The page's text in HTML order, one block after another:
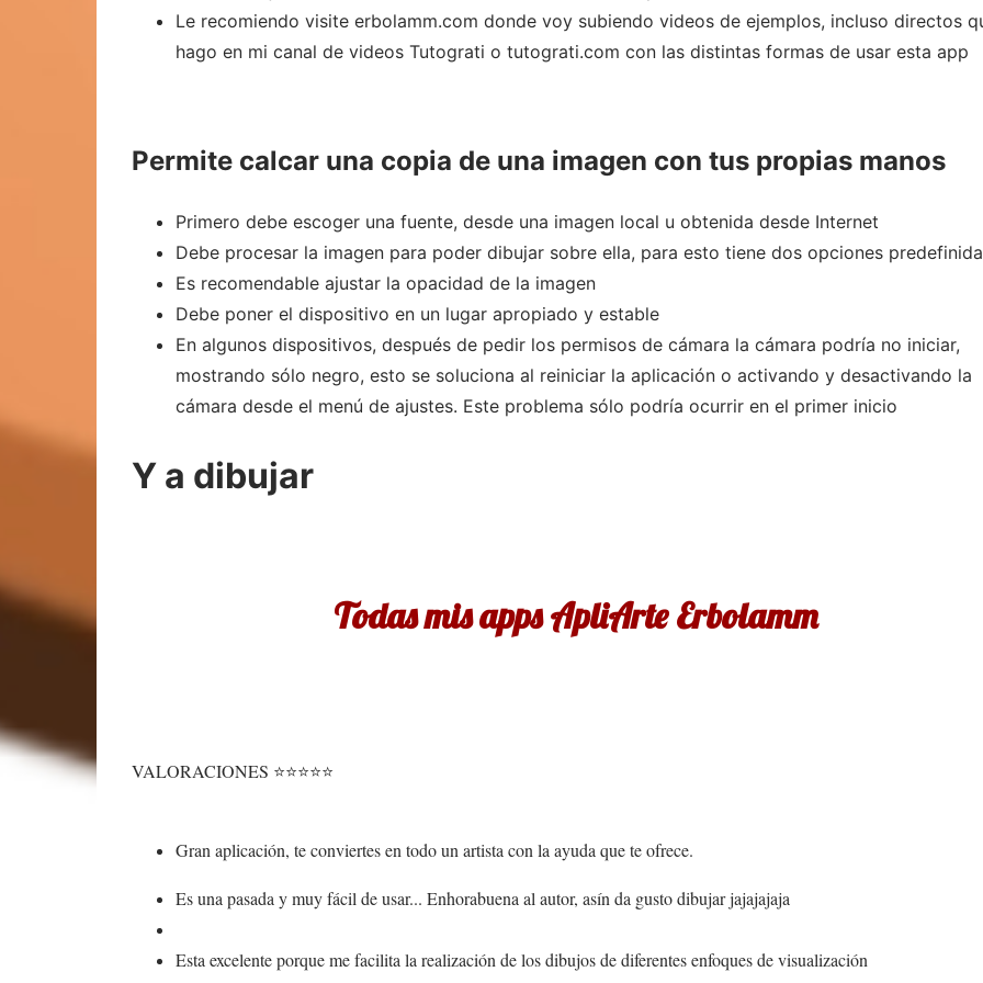
Le recomiendo visite erbolamm.com donde voy subiendo videos de ejemplos, incluso directos
hago en mi canal de videos Tutograti o tutograti.com con las distintas formas de usar esta app
Permite calcar una copia de una imagen con tus propias manos
Primero debe escoger una fuente, desde una imagen local u obtenida desde Internet
Debe procesar la imagen para poder dibujar sobre ella, para esto tiene dos opciones
Es recomendable ajustar la opacidad de la imagen
Debe poner el dispositivo en un lugar apropiado y estable
En algunos dispositivos, después de pedir los permisos de cámara la cámara podría no iniciar,
mostrando sólo negro, esto se soluciona al reiniciar la aplicación o activando y desactivando la
cámara desde el menú de ajustes. Este problema sólo podría ocurrir en el primer inicio
Y a dibujar
Todas mis apps ApliArte Erbolamm
VALORACIONES ⭐⭐⭐⭐⭐
Gran aplicación, te conviertes en todo un artista con la ayuda que te ofrece.
Es una pasada y muy fácil de usar... Enhorabuena al autor, asín da gusto dibujar jajajajaja
Esta excelente porque me facilita la realización de los dibujos de diferentes enfoques de visualización